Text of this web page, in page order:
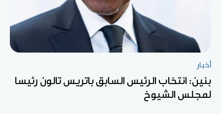
أخبار
بنين: انتخاب الرئيس السابق باتريس تالون رئيسا
لمجلس الشيوخ